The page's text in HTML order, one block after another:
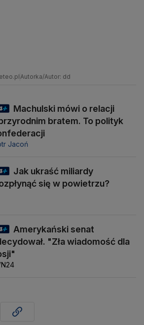
Autorka/Autor: dd
Machulski mówi o relacji
bratem. To polityk
Jacoń
Jak ukraść miliardy
się w powietrzu?
Amerykański senat
"Zła wiadomość dla